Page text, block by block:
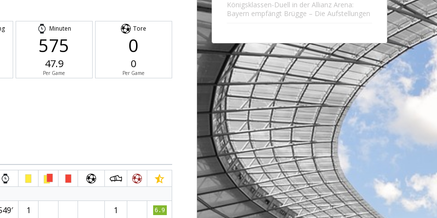
Minuten
575
47.9
Per Game
Tore
0
0
Per Game
1 1 6.9
Königsklassen-Duell in der Allianz Arena:
Bayern empfängt Brügge – Die Aufstellungen